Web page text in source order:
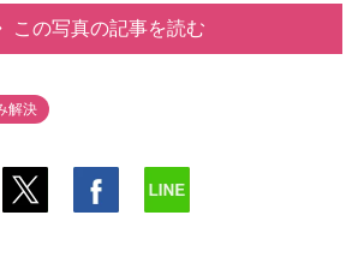
この写真の記事を読む
解決